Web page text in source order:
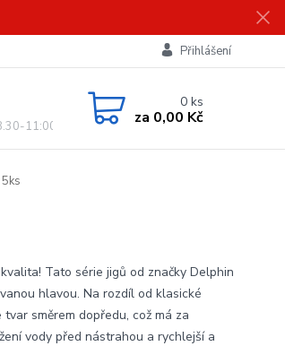
Přihlášení
11:00 hod.)
0ks
za 0,00 Kč
Tato série jigů od značky Delphin
hlavou. Na rozdíl od klasické
směrem dopředu, což má za
vody před nástrahou a rychlejší a